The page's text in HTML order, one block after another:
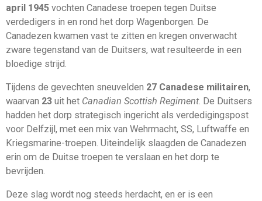
april 1945 vochten Canadese troepen tegen Duitse
verdedigers in en rond het dorp Wagenborgen. De
Canadezen kwamen vast te zitten en kregen onverwacht
zware tegenstand van de Duitsers, wat resulteerde in een
bloedige strijd.
Tijdens de gevechten sneuvelden 27 Canadese militairen,
waarvan 23 uit het Canadian Scottish Regiment. De Duitsers
hadden het dorp strategisch ingericht als verdedigingspost
voor Delfzijl, met een mix van Wehrmacht, SS, Luftwaffe en
Kriegsmarine-troepen. Uiteindelijk slaagden de Canadezen
erin om de Duitse troepen te verslaan en het dorp te
bevrijden.
Deze slag wordt nog steeds herdacht, en er is een